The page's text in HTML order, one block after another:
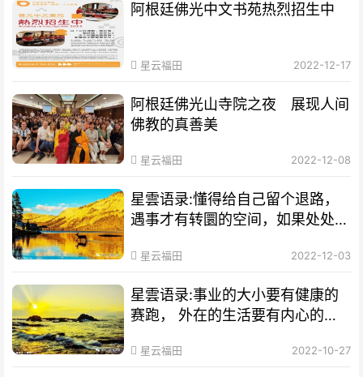
阿根廷佛光中文书苑热烈招生中
星云福田 2022-12-17
阿根廷佛光山寺院之夜 展现人间
佛教的真善美
星云福田 2022-12-08
星雲语录:懂得给自己留个退路，
遇事才有转圜的空间，如果处处将
同。
星云福田 2022-12-03
星雲语录:事业的大小要有健康的
赛跑， 外在的生活要有内心的享
星云福田 2022-10-27